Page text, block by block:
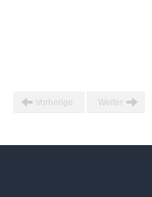
Vorherige Weiter